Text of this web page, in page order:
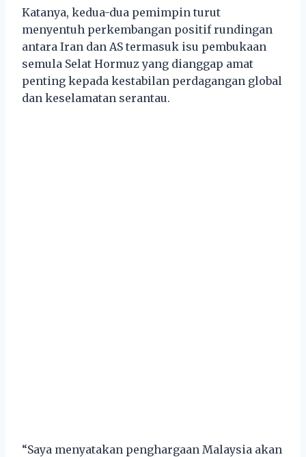
Katanya, kedua-dua pemimpin turut
menyentuh perkembangan positif rundingan
antara Iran dan AS termasuk isu pembukaan
semula Selat Hormuz yang dianggap amat
penting kepada kestabilan perdagangan global
dan keselamatan serantau.
“Saya menyatakan penghargaan Malaysia akan